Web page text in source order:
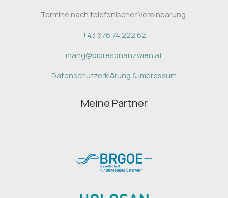
Termine nach telefonischer Vereinbarung.
+43 676 74 222 62
mang@bioresonanzwien.at
Datenschutzerklärung & Impressum
Meine Partner